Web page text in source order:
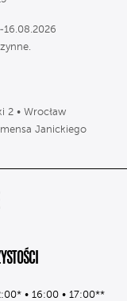
16.08.2026
2 • Wrocław
Janickiego
• 16:00 • 17:00**